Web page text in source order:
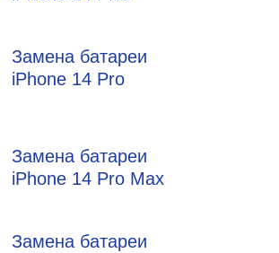
Замена батареи
iPhone 14 Pro
Замена батареи
iPhone 14 Pro Max
Замена батареи